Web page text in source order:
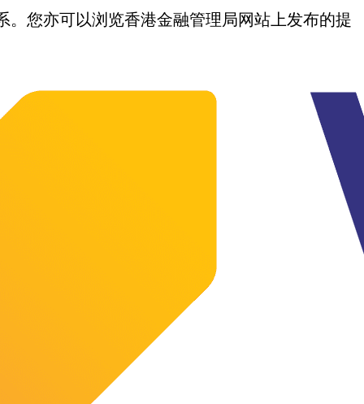
。您亦可以浏览香港金融管理局网站上发布的提